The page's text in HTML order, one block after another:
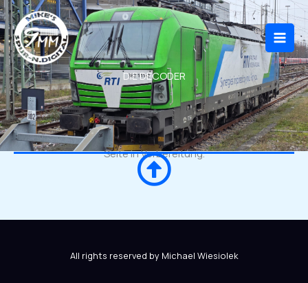
Zum
Inhalt
springen
DIE DECODER
Seite in Vorbereitung.
All rights reserved by Michael Wiesiolek